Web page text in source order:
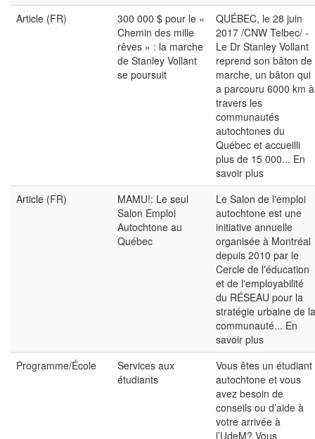
Article (FR)
300 000 $ pour le «
Chemin des mille
rêves » : la marche
de Stanley Vollant
se poursuit
QUÉBEC, le 28 juin
2017 /CNW Telbec/ -
Le Dr Stanley Vollant
reprend son bâton de
marche, un bâton qui
a parcouru 6000 km à
travers les
communautés
autochtones du
Québec et accueilli
plus de 15 000... En
savoir plus
Article (FR)
MAMU!: Le seul
Salon Emploi
Autochtone au
Québec
Le Salon de l'emploi
autochtone est une
initiative annuelle
organisée à Montréal
depuis 2010 par le
Cercle de l'éducation
et de l'employabilité
du RÉSEAU pour la
stratégie urbaine de la
communauté... En
savoir plus
Programme/École
Services aux
étudiants
Vous êtes un étudiant
autochtone et vous
avez besoin de
conseils ou d’aide à
votre arrivée à
l’UdeM? Vous